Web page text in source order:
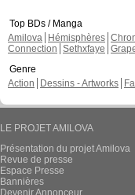
Top BDs / Manga
Amilova
Hémisphères
Connection Sethxfaye
Genre
Action
Dessins - Artworks
LE PROJET AMILOVA
Présentation du projet Amilova
Revue de presse
Espace Presse
Bannières
Devenir Annonceur